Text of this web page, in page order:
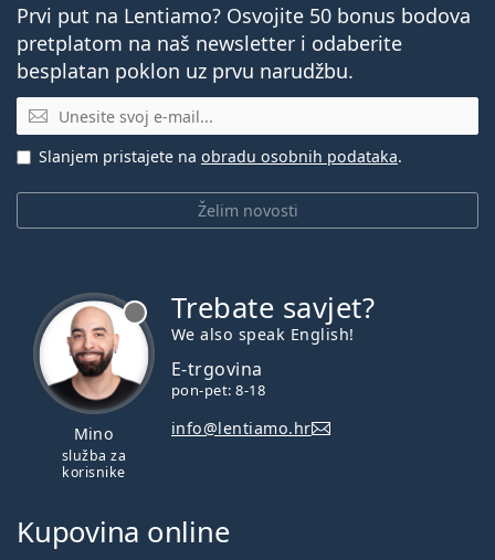
Prvi put na Lentiamo? Osvojite 50 bonus bodova
pretplatom na naš newsletter i odaberite
besplatan poklon uz prvu narudžbu.
E-mail
Želim novosti
Slanjem pristajete na obradu osobnih podataka.
Mino
služba za
korisnike
Trebate savjet?
We also speak English!
E-trgovina
pon-pet: 8-18
info@lentiamo.hr
Kupovina online